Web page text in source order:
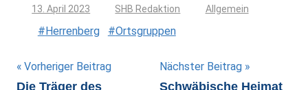
13. April 2023 SHB Redaktion Allgemein
Herrenberg Ortsgruppen
Beitragsnavigation
Vorheriger Beitrag
Die Träger des
Nächster Beitrag
Schwäbische Heimat